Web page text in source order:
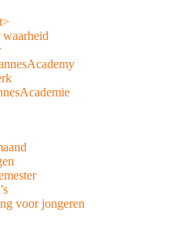
>
waarheid
voor jongeren